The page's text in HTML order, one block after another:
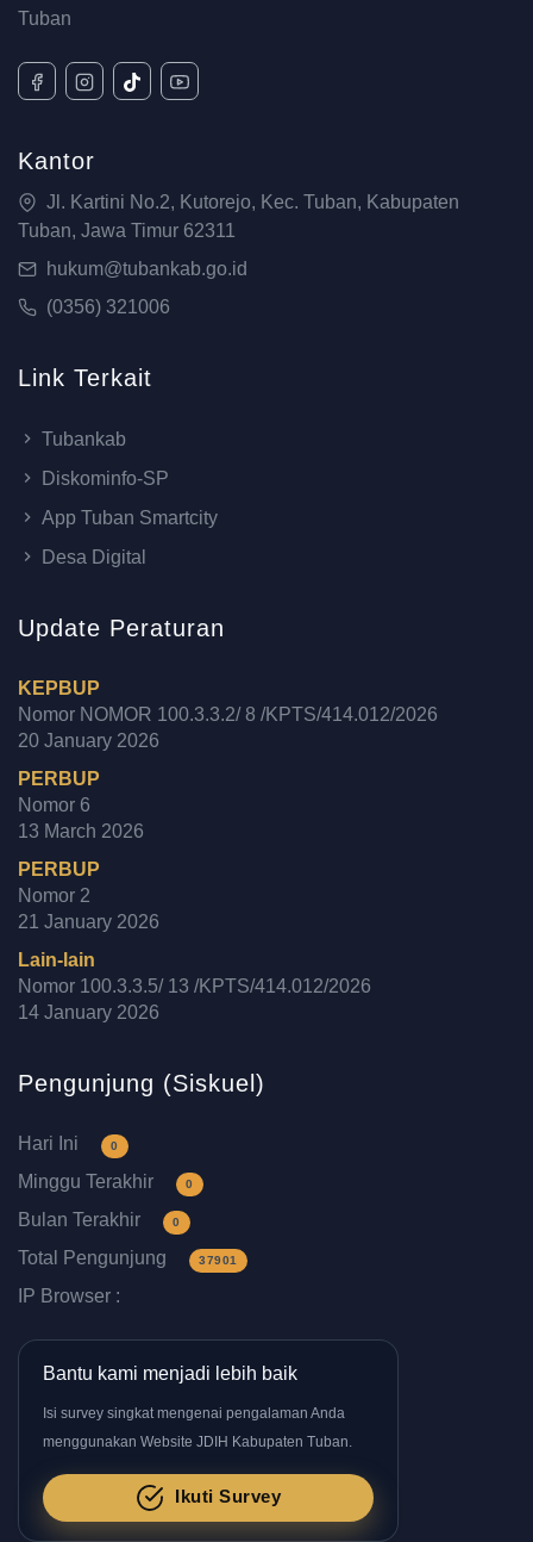
Tuban
Kantor
Jl. Kartini No.2, Kutorejo, Kec. Tuban, Kabupaten
Tuban, Jawa Timur 62311
hukum@tubankab.go.id
(0356) 321006
Link Terkait
Tubankab
Diskominfo-SP
App Tuban Smartcity
Desa Digital
Update Peraturan
KEPBUP
Nomor NOMOR 100.3.3.2/ 8 /KPTS/414.012/2026
20 January 2026
PERBUP
Nomor 6
13 March 2026
PERBUP
Nomor 2
21 January 2026
Lain-lain
Nomor 100.3.3.5/ 13 /KPTS/414.012/2026
14 January 2026
Pengunjung (Siskuel)
Hari Ini 0
Minggu Terakhir 0
Bulan Terakhir 0
Total Pengunjung 37901
IP Browser :
Bantu kami menjadi lebih baik
Isi survey singkat mengenai pengalaman Anda
menggunakan Website JDIH Kabupaten Tuban.
Ikuti Survey